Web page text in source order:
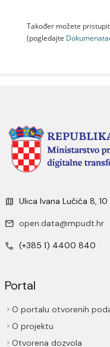
Također možete
(pogledajte